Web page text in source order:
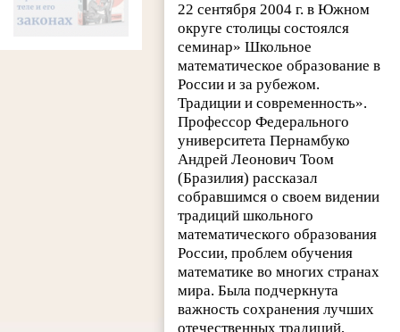
22 сентября 2004 г. в Южном
округе столицы состоялся
семинар» Школьное
математическое образование в
России и за рубежом.
Традиции и современность».
Профессор Федерального
университета Пернамбуко
Андрей Леонович Тоом
(Бразилия) рассказал
собравшимся о своем видении
традиций школьного
математического образования
России, проблем обучения
математике во многих странах
мира. Была подчеркнута
важность сохранения лучших
отечественных традиций,